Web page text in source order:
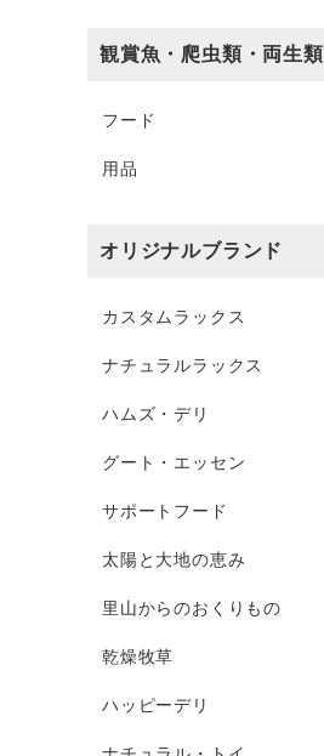
観賞魚・爬虫類・両生類
フード
用品
オリジナルブランド
カスタムラックス
ナチュラルラックス
ハムズ・デリ
グート・エッセン
サポートフード
太陽と大地の恵み
里山からのおくりもの
乾燥牧草
ハッピーデリ